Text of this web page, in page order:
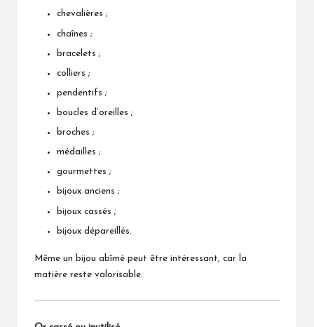
chevalières ;
chaînes ;
bracelets ;
colliers ;
pendentifs ;
boucles d’oreilles ;
broches ;
médailles ;
gourmettes ;
bijoux anciens ;
bijoux cassés ;
bijoux dépareillés.
Même un bijou abîmé peut être intéressant, car la
matière reste valorisable.